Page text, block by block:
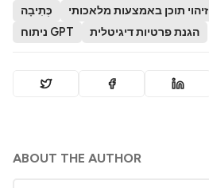
כְּתִיבָה זיהוי תוכן באמצעות מלאכותי
ניתוח GPT
הגנת פרטיות דיגיטלית
ABOUT THE AUTHOR